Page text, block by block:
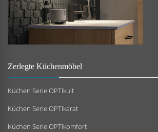
Zerlegte Küchenmöbel
Küchen Serie OPTIkult
Küchen Serie OPTIkarat
Küchen Serie OPTIkomfort